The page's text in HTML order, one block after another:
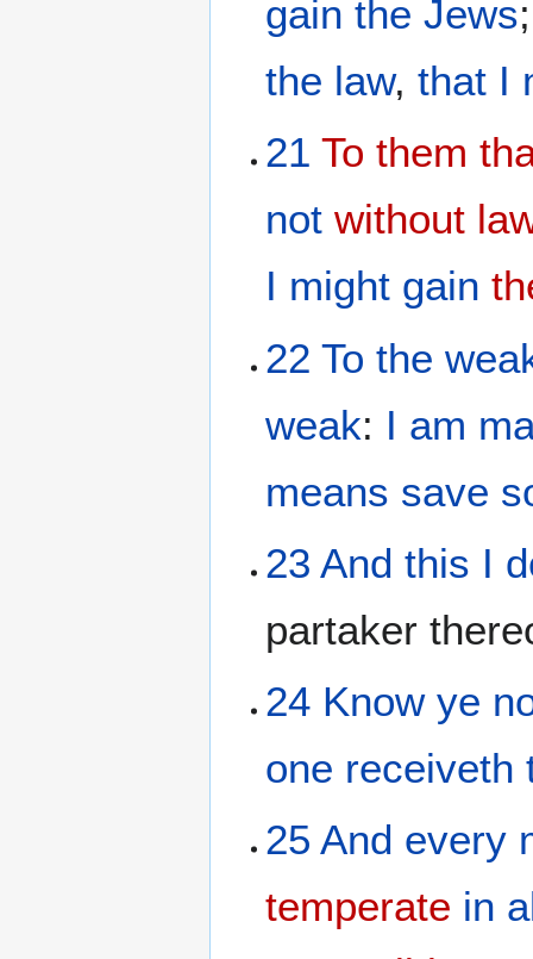
gain the Jews
the law,that I
21 To them
not without
I might gain
22 To the
weak: I am
means save
23 And this I
partaker
24 Know ye
one receiveth
25 And every
temperate in